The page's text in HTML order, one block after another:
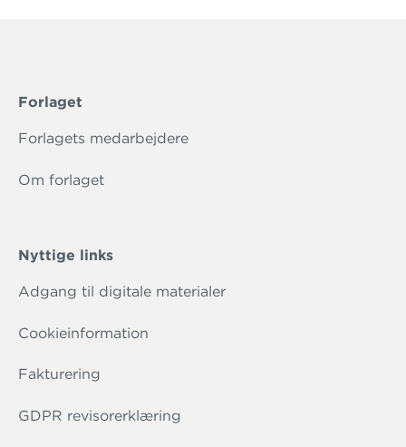
Forlaget
Forlagets medarbejdere
Om forlaget
Nyttige links
Adgang til digitale materialer
Cookieinformation
Fakturering
GDPR revisorerklæring